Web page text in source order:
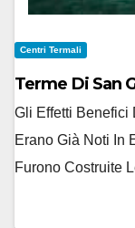
Centri Termali
Terme Di San
Gli Effetti Benefici
Erano Già Noti In
Furono Costruite